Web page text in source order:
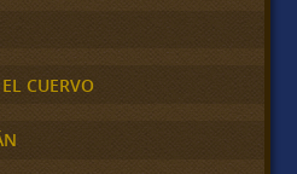
CUERVO